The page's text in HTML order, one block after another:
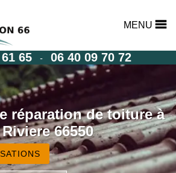
MENU
65 - 06 40 09 70 72
réparation de toiture à
66550